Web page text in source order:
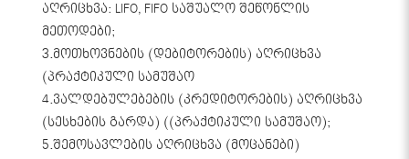
აღრიცხვა: LIFO, FIFO საშუალო შეწონლის
მეთოდები;
3.მოთხოვნების (დებიტორების) აღრიცხვა
(პრაქტიკული სამუშაო
4.ვალდებულებების (კრედიტორების) აღრიცხვა
(სესხების გარდა) ((პრაქტიკული სამუშაო);
5.შემოსავლების აღრიცხვა (მოცანები)